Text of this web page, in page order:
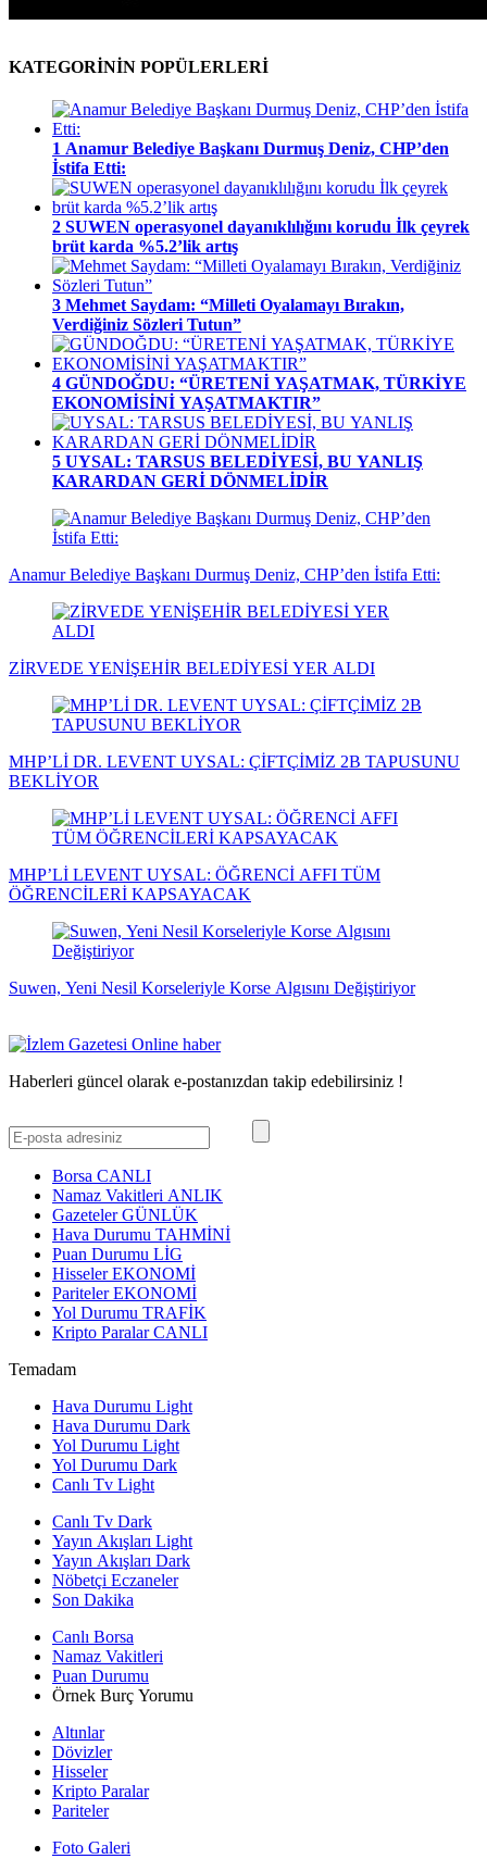
KATEGORİNİN POPÜLERLERİ
1 Anamur Belediye Başkanı Durmuş Deniz, CHP’den
İstifa Etti:
2 SUWEN operasyonel dayanıklılığını korudu İlk çeyrek
brüt karda %5.2’lik artış
3 Mehmet Saydam: “Milleti Oyalamayı Bırakın,
Verdiğiniz Sözleri Tutun”
4 GÜNDOĞDU: “ÜRETENİ YAŞATMAK, TÜRKİYE
EKONOMİSİNİ YAŞATMAKTIR”
5 UYSAL: TARSUS BELEDİYESİ, BU YANLIŞ
KARARDAN GERİ DÖNMELİDİR
Anamur Belediye Başkanı Durmuş Deniz, CHP’den İstifa Etti:
ZİRVEDE YENİŞEHİR BELEDİYESİ YER ALDI
MHP’Lİ DR. LEVENT UYSAL: ÇİFTÇİMİZ 2B TAPUSUNU
BEKLİYOR
MHP’Lİ LEVENT UYSAL: ÖĞRENCİ AFFI TÜM
ÖĞRENCİLERİ KAPSAYACAK
Suwen, Yeni Nesil Korseleriyle Korse Algısını Değiştiriyor
Haberleri güncel olarak e-postanızdan takip edebilirsiniz !
Borsa CANLI
Namaz Vakitleri ANLIK
GazetelerGÜNLÜK
Hava Durumu TAHMİNİ
Puan Durumu LİG
HisselerEKONOMİ
ParitelerEKONOMİ
Yol Durumu TRAFİK
Kripto ParalarCANLI
Temadam
Hava Durumu Light
Hava Durumu Dark
Yol Durumu Light
Yol Durumu Dark
Canlı Tv Light
Canlı Tv Dark
Yayın Akışları Light
Yayın Akışları Dark
Nöbetçi Eczaneler
Son Dakika
Canlı Borsa
Namaz Vakitleri
Puan Durumu
Örnek Burç Yorumu
Altınlar
Dövizler
Hisseler
Kripto Paralar
Pariteler
Foto Galeri